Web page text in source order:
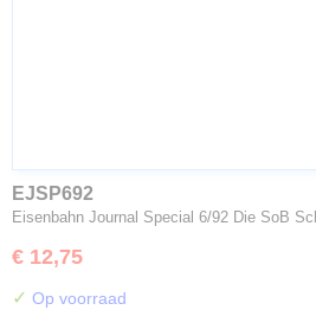
EJSP692
Eisenbahn Journal Special 6/92 Die SoB
€ 12,75
✓ Op voorraad